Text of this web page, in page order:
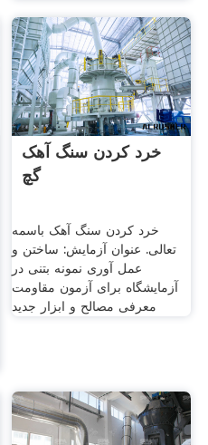
خرد کردن سنگ آهک
گچ
خرد کردن سنگ آهک باسمه
تعالی. عنوان آزمایش: ساختن و
عمل آوری نمونه بتنی در
آزمایشگاه برای آزمون مقاومت
معرفی مصالح و ابزار جدید